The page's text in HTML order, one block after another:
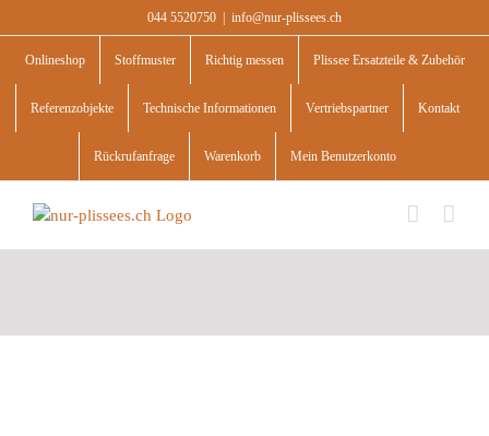
to
content
044 5520750 info@nur-plissees.ch
Onlineshop Stoffmuster Richtig messen Plissee Ersatzteile & Zubehör
Referenzobjekte Technische Informationen Vertriebspartner Kontakt
Rückrufanfrage Warenkorb Mein Benutzerkonto